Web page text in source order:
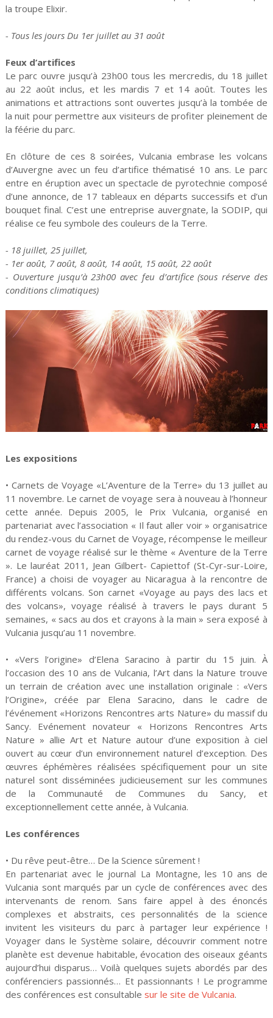
la troupe Elixir.
- Tous les jours Du 1er juillet au 31 août
Feux d’artifices
Le parc ouvre jusqu’à 23h00 tous les mercredis, du 18 juillet
au 22 août inclus, et les mardis 7 et 14 août. Toutes les
animations et attractions sont ouvertes jusqu’à la tombée de
la nuit pour permettre aux visiteurs de profiter pleinement de
la féérie du parc.
En clôture de ces 8 soirées, Vulcania embrase les volcans
d’Auvergne avec un feu d’artifice thématisé 10 ans. Le parc
entre en éruption avec un spectacle de pyrotechnie composé
d’une annonce, de 17 tableaux en départs successifs et d’un
bouquet final. C’est une entreprise auvergnate, la SODIP, qui
réalise ce feu symbole des couleurs de la Terre.
- 18 juillet, 25 juillet,
- 1er août, 7 août, 8 août, 14 août, 15 août, 22 août
- Ouverture jusqu’à 23h00 avec feu d’artifice (sous réserve des
conditions climatiques)
Les expositions
• Carnets de Voyage «L’Aventure de la Terre» du 13 juillet au
11 novembre. Le carnet de voyage sera à nouveau à l’honneur
cette année. Depuis 2005, le Prix Vulcania, organisé en
partenariat avec l’association « Il faut aller voir » organisatrice
du rendez-vous du Carnet de Voyage, récompense le meilleur
carnet de voyage réalisé sur le thème « Aventure de la Terre
». Le lauréat 2011, Jean Gilbert- Capiettof (St-Cyr-sur-Loire,
France) a choisi de voyager au Nicaragua à la rencontre de
différents volcans. Son carnet «Voyage au pays des lacs et
des volcans», voyage réalisé à travers le pays durant 5
semaines, « sacs au dos et crayons à la main » sera exposé à
Vulcania jusqu’au 11 novembre.
• «Vers l’origine» d’Elena Saracino à partir du 15 juin. À
l’occasion des 10 ans de Vulcania, l’Art dans la Nature trouve
un terrain de création avec une installation originale : «Vers
l’Origine», créée par Elena Saracino, dans le cadre de
l’événement «Horizons Rencontres arts Nature» du massif du
Sancy. Evénement novateur « Horizons Rencontres Arts
Nature » allie Art et Nature autour d’une exposition à ciel
ouvert au cœur d’un environnement naturel d’exception. Des
œuvres éphémères réalisées spécifiquement pour un site
naturel sont disséminées judicieusement sur les communes
de la Communauté de Communes du Sancy, et
exceptionnellement cette année, à Vulcania.
Les conférences
• Du rêve peut-être… De la Science sûrement !
En partenariat avec le journal La Montagne, les 10 ans de
Vulcania sont marqués par un cycle de conférences avec des
intervenants de renom. Sans faire appel à des énoncés
complexes et abstraits, ces personnalités de la science
invitent les visiteurs du parc à partager leur expérience !
Voyager dans le Système solaire, découvrir comment notre
planète est devenue habitable, évocation des oiseaux géants
aujourd’hui disparus… Voilà quelques sujets abordés par des
conférenciers passionnés… Et passionnants ! Le programme
des conférences est consultable sur le site de Vulcania.